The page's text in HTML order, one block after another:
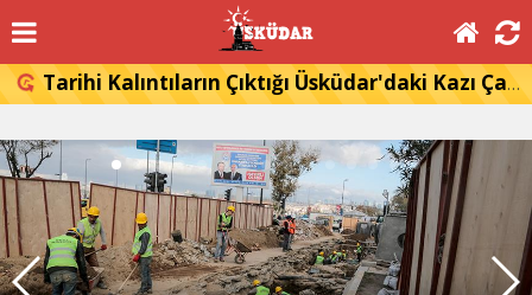
Tarihi Kalıntıların Çıktığı Üsküdar'daki Kazı Çalışmaları Ertelendi